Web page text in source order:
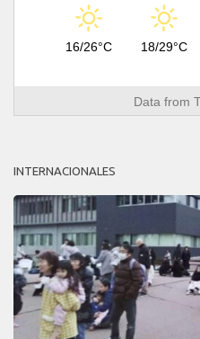
16/26°C 18/29°C
Data from
INTERNACIONALES